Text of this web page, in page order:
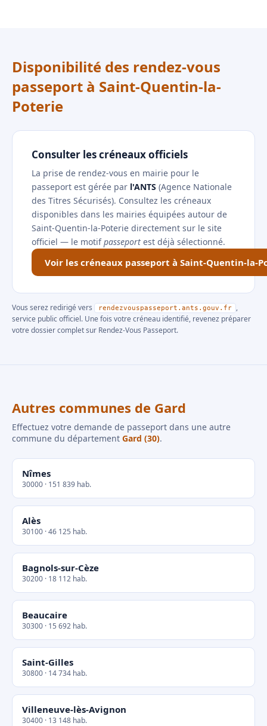
Disponibilité des rendez-vous
passeport à Saint-Quentin-la-
Poterie
Consulter les créneaux officiels
La prise de rendez-vous en mairie pour le
passeport est gérée par l'ANTS (Agence Nationale
des Titres Sécurisés). Consultez les créneaux
disponibles dans les mairies équipées autour de
Saint-Quentin-la-Poterie directement sur le site
officiel — le motifpasseport est déjà sélectionné.
Voir les créneaux passeport à Saint-Quentin-la-
Vous serez redirigé vers rendezvouspasseport.ants.gouv.fr
,
service public officiel. Une fois votre créneau identifié, revenez préparer
votre dossier complet sur Rendez-Vous Passeport.
Autres communes de Gard
Effectuez votre demande de passeport dans une autre
commune du département Gard (30).
Nîmes
30000 · 151 839 hab.
Alès
30100 · 46 125 hab.
Bagnols-sur-Cèze
30200 · 18 112 hab.
Beaucaire
30300 · 15 692 hab.
Saint-Gilles
30800 · 14 734 hab.
Villeneuve-lès-Avignon
30400 · 13 148 hab.